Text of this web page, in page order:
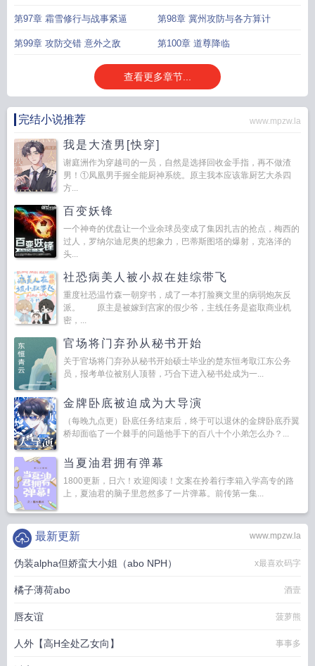
第97章 霜雪修行与战事紧逼 第98章 冀州攻防与各方算计
第99章 攻防交错 意外之敌 第100章 道尊降临
查看更多章节...
完结小说推荐 www.mpzw.la
我是大渣男[快穿]
谢庭洲作为穿越司的一员，自然是选择回收金手指，再不做渣
男！①凤凰男手握全能厨神系统。原主我本应该靠厨艺大杀四
方...
百变妖锋
一个神奇的优盘让一个业余球员变成了集因扎吉的抢点，梅西的
过人，罗纳尔迪尼奥的想象力，巴蒂斯图塔的爆射，克洛泽的
头...
社恐病美人被小叔在娃综带飞
重度社恐温竹森一朝穿书，成了一本打脸爽文里的病弱炮灰反
派。 原主是被嫁到宫家的假少爷，主线任务是盗取商业机
密，...
官场将门弃孙从秘书开始
关于官场将门弃孙从秘书开始硕士毕业的楚东恒考取江东公务
员，报考单位被别人顶替，巧合下进入秘书处成为一...
金牌卧底被迫成为大导演
（每晚九点更）卧底任务结束后，终于可以退休的金牌卧底乔翼
桥却面临了一个棘手的问题他手下的百八十个小弟怎么办？...
当夏油君拥有弹幕
1800更新，日六！欢迎阅读！文案在拎着行李箱入学高专的路
上，夏油君的脑子里忽然多了一片弹幕。前传第一集...
www.mpzw.la
最新更新
伪装alpha但娇蛮大小姐（abo NPH） x最喜欢码字
橘子薄荷abo 酒壹
唇友谊 菠萝熊
人外【高H全处乙女向】 事事多